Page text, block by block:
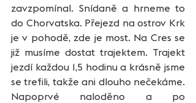
zavzpomínal. Snídaně a hrneme to
do Chorvatska. Přejezd na ostrov Krk
je v pohodě, zde je most. Na Cres se
již musíme dostat trajektem. Trajekt
jezdí každou 1,5 hodinu a krásně jsme
se trefili, takže ani dlouho nečekáme.
Napoprvé naloděno a po